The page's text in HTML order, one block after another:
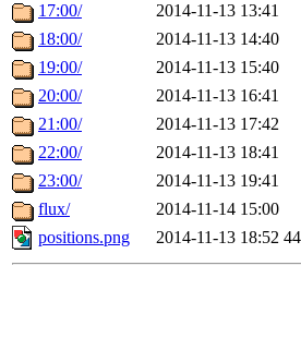
17:00/
2014-11-13 13:41
18:00/
2014-11-13 14:40
19:00/
2014-11-13 15:40
20:00/
2014-11-13 16:41
21:00/
2014-11-13 17:42
22:00/
2014-11-13 18:41
23:00/
2014-11-13 19:41
flux/
2014-11-14 15:00
positions.png
2014-11-13 18:52